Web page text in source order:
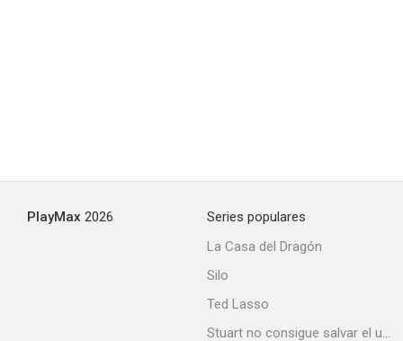
PlayMax 2026
Series populares
La Casa del Dragón
Silo
Ted Lasso
Stuart no consigue salvar el universo